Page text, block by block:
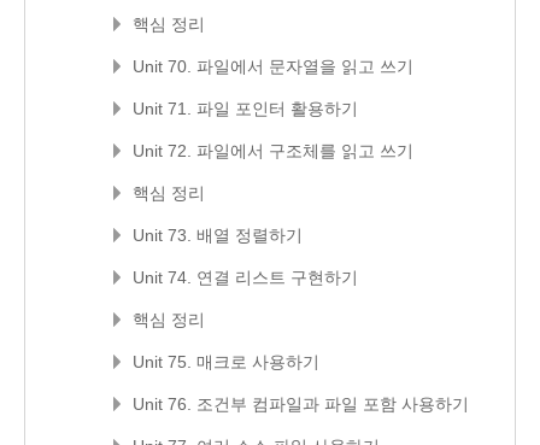
핵심 정리
Unit 70. 파일에서 문자열을 읽고 쓰기
Unit 71. 파일 포인터 활용하기
Unit 72. 파일에서 구조체를 읽고 쓰기
핵심 정리
Unit 73. 배열 정렬하기
Unit 74. 연결 리스트 구현하기
핵심 정리
Unit 75. 매크로 사용하기
Unit 76. 조건부 컴파일과 파일 포함 사용하기